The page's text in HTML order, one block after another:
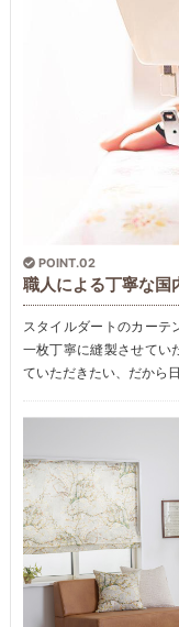
POINT.02
職人による丁寧な国
スタイルダートのカーテ
一枚丁寧に縫製させてい
ていただきたい、だから